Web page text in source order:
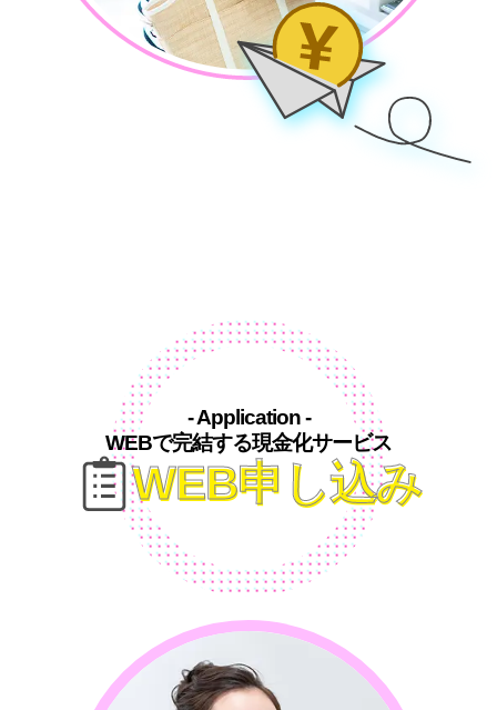
- Application -
WEBで完結する現金化サービス
WEB申し込み